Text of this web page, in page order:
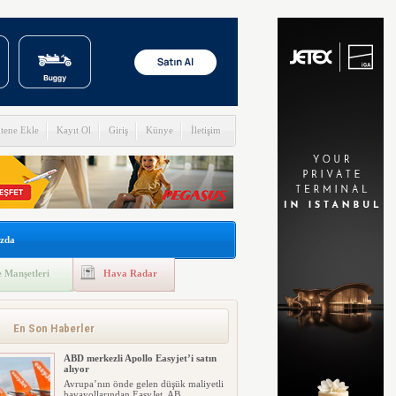
Ekle Kayıt Ol Giriş Künye İletişim
Manşetleri Hava Radar
En Son Haberler
AJet Ankara-St. Petersburg
ıçuşlarının ardından Rusya’da
tanıtım hareketliliği
arasında başlattığı direkt uçuş...
ABD merkezli Apollo Easyjet’i satın
alıyor
Avrupa’nın önde gelen düşük maliyetli